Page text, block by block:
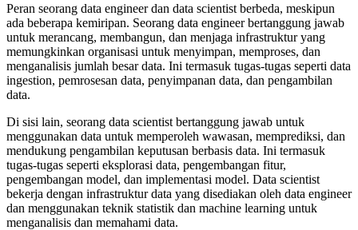
Peran seorang data engineer dan data scientist berbeda, meskipun
ada beberapa kemiripan. Seorang data engineer bertanggung jawab
untuk merancang, membangun, dan menjaga infrastruktur yang
memungkinkan organisasi untuk menyimpan, memproses, dan
menganalisis jumlah besar data. Ini termasuk tugas-tugas seperti data
ingestion, pemrosesan data, penyimpanan data, dan pengambilan
data.
Di sisi lain, seorang data scientist bertanggung jawab untuk
menggunakan data untuk memperoleh wawasan, memprediksi, dan
mendukung pengambilan keputusan berbasis data. Ini termasuk
tugas-tugas seperti eksplorasi data, pengembangan fitur,
pengembangan model, dan implementasi model. Data scientist
bekerja dengan infrastruktur data yang disediakan oleh data engineer
dan menggunakan teknik statistik dan machine learning untuk
menganalisis dan memahami data.